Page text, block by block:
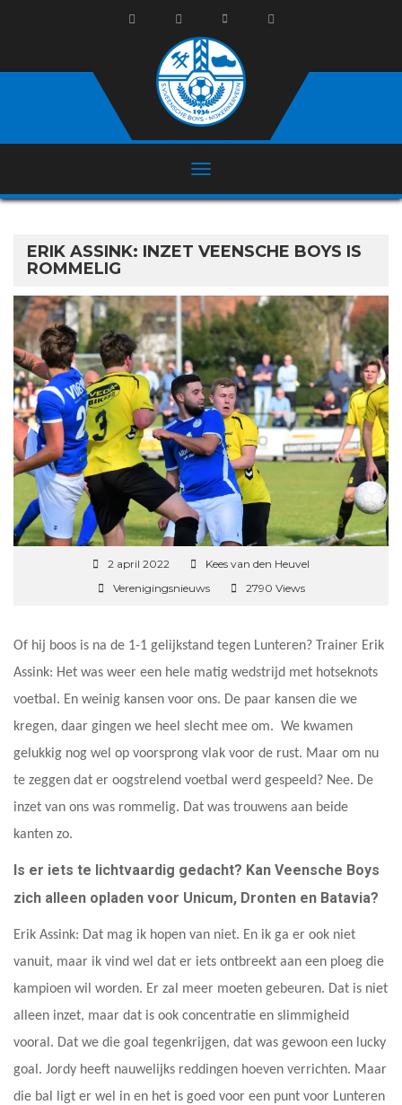
ERIK ASSINK: INZET VEENSCHE BOYS IS
ROMMELIG
2 april 2022
Kees van den Heuvel
Verenigingsnieuws
2790 Views
Of hij boos is na de 1-1 gelijkstand tegen Lunteren? Trainer Erik
Assink: Het was weer een hele matig wedstrijd met hotseknots
voetbal. En weinig kansen voor ons. De paar kansen die we
kregen, daar gingen we heel slecht mee om. We kwamen
gelukkig nog wel op voorsprong vlak voor de rust. Maar om nu
te zeggen dat er oogstrelend voetbal werd gespeeld? Nee. De
inzet van ons was rommelig. Dat was trouwens aan beide
kanten zo.
Is er iets te lichtvaardig gedacht? Kan Veensche Boys
zich alleen opladen voor Unicum, Dronten en Batavia?
Erik Assink: Dat mag ik hopen van niet. En ik ga er ook niet
vanuit, maar ik vind wel dat er iets ontbreekt aan een ploeg die
kampioen wil worden. Er zal meer moeten gebeuren. Dat is niet
alleen inzet, maar dat is ook concentratie en slimmigheid
vooral. Dat we die goal tegenkrijgen, dat was gewoon een lucky
goal. Jordy heeft nauwelijks reddingen hoeven verrichten. Maar
die bal ligt er wel in en het is goed voor een punt voor Lunteren